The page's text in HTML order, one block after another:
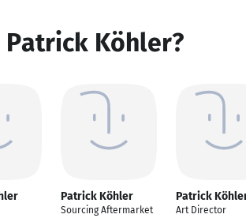
Patrick Köhler?
Patrick Köhler
Sourcing Aftermarket
Patrick
Art Director